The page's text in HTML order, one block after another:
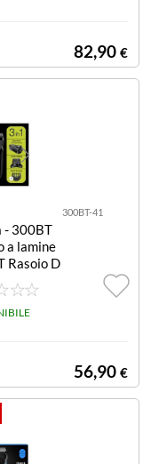
82,90 €
300BT-41
- 300BT
a lamine
Rasoio D
Elettric
Nero
56,90 €